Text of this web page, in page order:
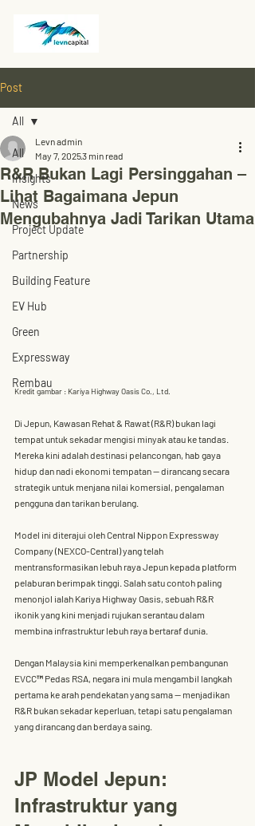
Post
All
Insights
News
Project Update
Partnership
Building Feature
EV Hub
Green
Expressway
Rembau
All
R&R Bukan Lagi Persinggahan –
Lihat Bagaimana Jepun
Mengubahnya Jadi Tarikan Utama
Levn admin
May 7, 20253 min read
Kredit gambar : Kariya Highway Oasis Co., Ltd.
Di Jepun, Kawasan Rehat & Rawat (R&R) bukan lagi
tempat untuk sekadar mengisi minyak atau ke tandas.
Mereka kini adalah destinasi pelancongan, hab gaya
hidup dan nadi ekonomi tempatan — dirancang secara
strategik untuk menjana nilai komersial, pengalaman
pengguna dan tarikan berulang.
Model ini diterajui oleh Central Nippon Expressway
Company (NEXCO-Central) yang telah
mentransformasikan lebuh raya Jepun kepada platform
pelaburan berimpak tinggi. Salah satu contoh paling
menonjol ialah Kariya Highway Oasis, sebuah R&R
ikonik yang kini menjadi rujukan serantau dalam
membina infrastruktur lebuh raya bertaraf dunia.
Dengan Malaysia kini memperkenalkan pembangunan
EVCC™ Pedas RSA, negara ini mula mengambil langkah
pertama ke arah pendekatan yang sama — menjadikan
R&R bukan sekadar keperluan, tetapi satu pengalaman
yang dirancang dan berdaya saing.
JP Model Jepun:
Infrastruktur yang